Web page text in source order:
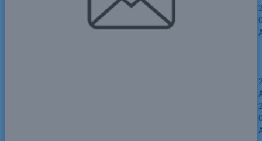
hs=4802a75e1df3877e89fca37f6727793b*
ххх*